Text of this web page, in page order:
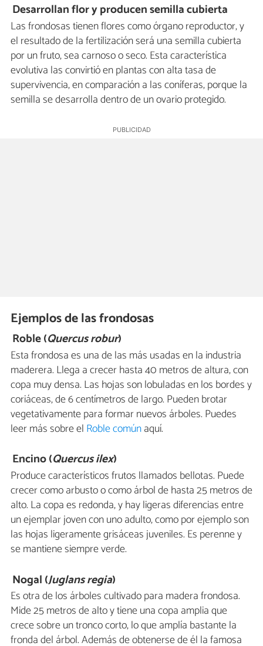
Desarrollan flor y producen semilla cubierta
Las frondosas tienen flores como órgano reproductor, y
el resultado de la fertilización será una semilla cubierta
por un fruto, sea carnoso o seco. Esta característica
evolutiva las convirtió en plantas con alta tasa de
supervivencia, en comparación a las coníferas, porque la
semilla se desarrolla dentro de un ovario protegido.
Ejemplos de las frondosas
Roble (Quercus robur)
Esta frondosa es una de las más usadas en la industria
maderera. Llega a crecer hasta 40 metros de altura, con
copa muy densa. Las hojas son lobuladas en los bordes y
coriáceas, de 6 centímetros de largo. Pueden brotar
vegetativamente para formar nuevos árboles. Puedes
leer más sobre el Roble comúnaquí.
Encino (Quercus ilex)
Produce característicos frutos llamados bellotas. Puede
crecer como arbusto o como árbol de hasta 25 metros de
alto. La copa es redonda, y hay ligeras diferencias entre
un ejemplar joven con uno adulto, como por ejemplo son
las hojas ligeramente grisáceas juveniles. Es perenne y
se mantiene siempre verde.
Nogal (Juglans regia)
Es otra de los árboles cultivado para madera frondosa.
Mide 25 metros de alto y tiene una copa amplia que
crece sobre un tronco corto, lo que amplía bastante la
fronda del árbol. Además de obtenerse de él la famosa